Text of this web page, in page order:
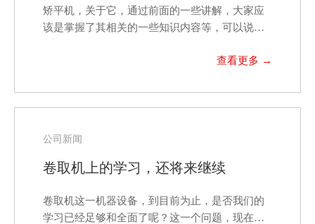
矫平机，关于它，通过前面的一些讲解，大家应
该是掌握了其相关的一些知识内容等，可以说是
公司新闻
卷取机上的学习，还将来继续
卷取机这一机器设备，到目前为止，是否我们的
学习已经足够和全面了呢？这一个问题，现在看